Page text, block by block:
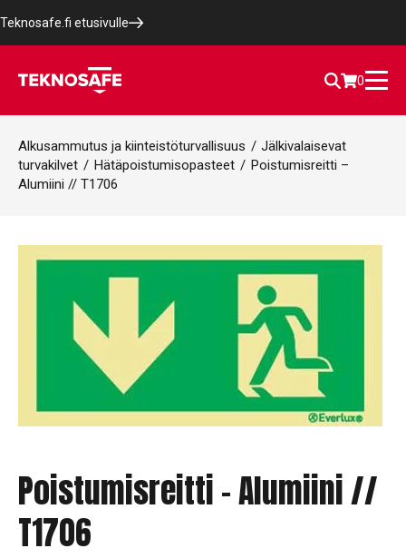
Teknosafe.fi etusivulle
0
Alkusammutus ja kiinteistöturvallisuus / Jälkivalaisevat
turvakilvet / Hätäpoistumisopasteet / Poistumisreitti –
Alumiini // T1706
Poistumisreitti – Alumiini //
T1706